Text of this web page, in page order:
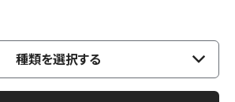
種類を選択する